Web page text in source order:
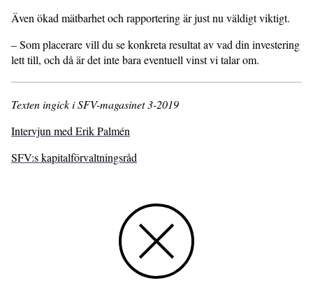
Även ökad mätbarhet och rappor­tering är just nu väldigt viktigt.
– Som placerare vill du se konkreta resultat av vad din investering
lett till, och då är det inte bara eventuell vinst vi talar om.
Texten ingick i SFV-magasinet 3-2019
Intervjun med Erik Palmén
SFV:s kapitalförvaltningsråd